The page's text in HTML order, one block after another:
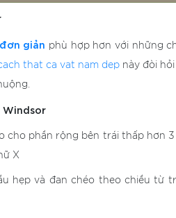
giản phù hợp hơn với những
that ca vat nam dep này đòi
Windsor
cho phần rộng bên trái thấp hơn
X
hẹp và đan chéo theo chiều từ